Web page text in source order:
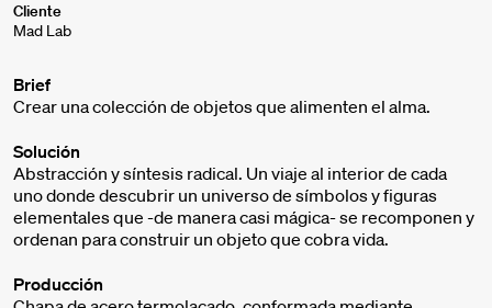
Cliente
Mad Lab
Brief
Crear una colección de objetos que alimenten el alma.
Solución
Abstracción y síntesis radical. Un viaje al interior de cada
uno donde descubrir un universo de símbolos y figuras
elementales que -de manera casi mágica- se recomponen y
ordenan para construir un objeto que cobra vida.
Producción